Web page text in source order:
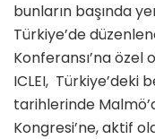
bunların başında
Türkiye’de
Konferansı’na özel
ICLEI, Türkiye’deki
tarihlerinde
Kongresi’ne, aktif